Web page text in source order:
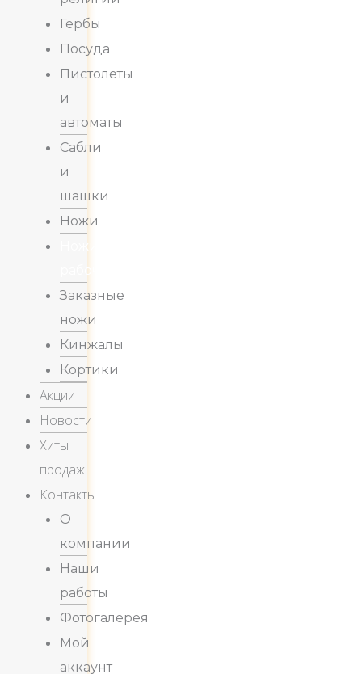
Гербы
Посуда
Пистолеты
и
автоматы
Сабли
и
шашки
Ножи
Ножи
рабочие
Заказные
ножи
Кинжалы
Кортики
Акции
Новости
Хиты
продаж
Контакты
О
компании
Наши
работы
Фотогалерея
Мой
аккаунт